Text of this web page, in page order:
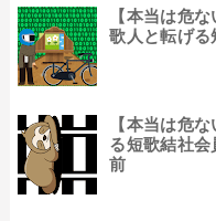
【本当は危
歌人と転げる
【本当は危
る短歌結社会
前